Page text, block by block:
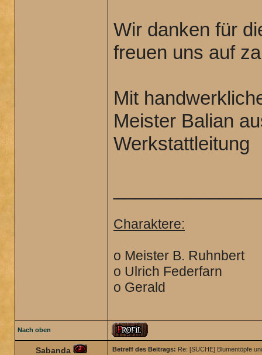
Wir danken für
freuen uns auf
Mit
Meister Balian
Werkstattleitung
Charaktere:
o Meister B. Ruhnbert
o Ulrich Federfarn
o Gerald
Nach oben
Sabanda Betreff des Beitrags: Re: [SUCHE] Blumentöpfe